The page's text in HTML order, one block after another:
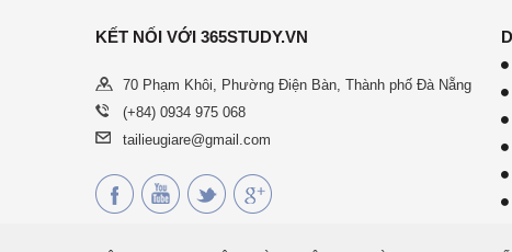
KẾT NỐI VỚI 365STUDY.VN
70 Phạm Khôi, Phường Điện Bàn, Thành phố Đà Nẵng
(+84) 0934 975 068
tailieugiare@gmail.com